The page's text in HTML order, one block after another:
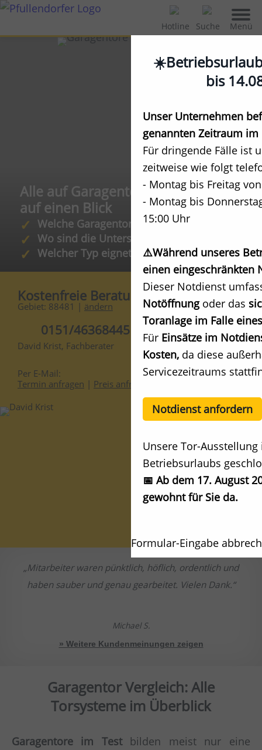
Hotline Suche Menü
Alle auf Garagentor-Arten
auf einen Blick
Welche Garagentore gibt es?
Wo sind die Unterschiede?
Welcher Typ eignet sich für mein Haus?
Kostenfreie Beratung
Gebiet: 88481 | ändern
0151/46368445
David Krist, Fachberater
Per E-Mail:
Termin anfragen | Preis anfragen
Mitarbeiter waren pünktlich, höflich, ordentlich und
haben sauber und genau gearbeitet. Vielen Dank.
Michael S.
» Weitere Kundenmeinungen zeigen
Garagentor Vergleich: Alle
Torsysteme im Überblick
Garagentore im Test bilden meist nur eine
bis
Unser Unternehmen
genannten Zeitraum
Für dringende Fälle ist
zeitweise wie folgt
- Montag bis Freitag
- Montag bis
15:00 Uhr
⚠️Während unseres
einen eingeschränkten
Dieser Notdienst
Notöffnung oder das
Toranlage im Falle
Für Einsätze im
Kosten, da diese
Servicezeitraums
Notdienst anfordern
Unsere Tor-
Betriebsurlaubs
📅 Ab dem 17. August
gewohnt für Sie da.
Formular-Eingabe